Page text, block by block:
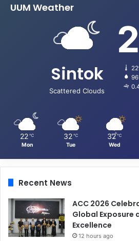
UUM Weather
Sintok
Scattered Clouds
22 ℃
Mon
32 ℃
Tue
32 ℃
Wed
Recent News
ACC 2026
Global Exposure
Excellence
12 hours ago